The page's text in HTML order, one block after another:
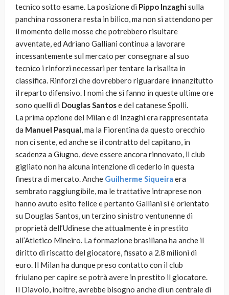
tecnico sotto esame. La posizione di Pippo Inzaghisulla
panchina rossonera resta in bilico, ma non si attendono per
il momento delle mosse che potrebbero risultare
avventate, ed Adriano Galliani continua a lavorare
incessantemente sul mercato per consegnare al suo
tecnico i rinforzi necessari per tentare la risalita in
classifica. Rinforzi che dovrebbero riguardare innanzitutto
il reparto difensivo. I nomi che si fanno in queste ultime ore
sono quelli di Douglas Santose del catanese Spolli.
La prima opzione del Milan e di Inzaghi era rappresentata
da Manuel Pasqual, ma la Fiorentina da questo orecchio
non ci sente, ed anche se il contratto del capitano, in
scadenza a Giugno, deve essere ancora rinnovato, il club
gigliato non ha alcuna intenzione di cederlo in questa
finestra di mercato. Anche Guilherme Siqueira era
sembrato raggiungibile, ma le trattative intraprese non
hanno avuto esito felice e pertanto Galliani si è orientato
su Douglas Santos, un terzino sinistro ventunenne di
proprietà dell’Udinese che attualmente è in prestito
all’Atletico Mineiro. La formazione brasiliana ha anche il
diritto di riscatto del giocatore, fissato a 2.8 milioni di
euro. Il Milan ha dunque preso contatto con il club
friulano per capire se potrà avere in prestito il giocatore.
Il Diavolo, inoltre, avrebbe bisogno anche di un centrale di